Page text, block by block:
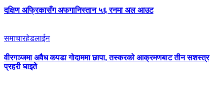
दक्षिण अफ्रिकासँग अफगानिस्तान ५६ रनमा अल आउट
समाचारहेडलाईन
वीरगञ्जमा अवैध कपडा गोदाममा छापा, तस्करको आक्रमणबाट तीन सशस्त्र
प्रहरी घाइते